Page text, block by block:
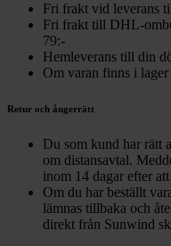
Fri frakt vid leverans
Fri frakt till DHL-
79:-
Hemleverans till din
Om varan finns i
Retur och ångerrätt
Du som kund har rätt
om distansavtal.
inom 14 dagar efter
Om du har beställt
lämnas tillbaka och
direkt från Sunwind